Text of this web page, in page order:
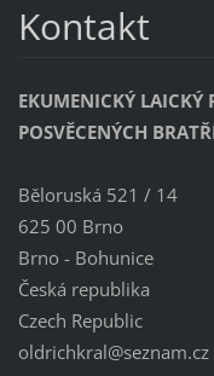
Kontakt
EKUMENICKÝ LAICKÝ
POSVĚCENÝCH
Běloruská 521 / 14
625 00 Brno
Brno - Bohunice
Česká republika
Czech Republic
oldrichkral@seznam.cz